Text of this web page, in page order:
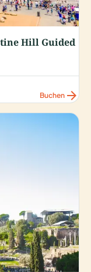
Hill Guided
Buchen arrow_forward